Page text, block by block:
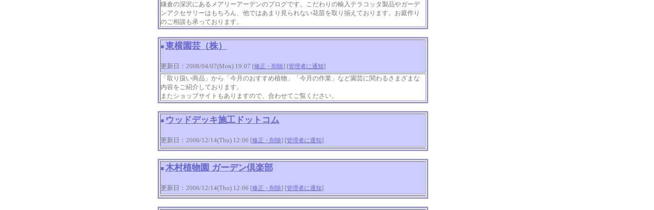
鎌倉の深沢にあるメアリーアーデンのブログです。こだわりの輸入テラコッタ製品やガーデ
ンアクセサリーはもちろん、他ではあまり見られない花苗を取り揃えております。お庭作り
のご相談も承っております。
■ 東横園芸（株）
更新日：2008/04/07(Mon) 19:07 [修正・削除] [管理者に通知]
「取り扱い商品」から「今月のおすすめ植物」「今月の作業」など園芸に関わるさまざまな
内容をご紹介しております。
またショップサイトもありますので、合わせてご覧ください。
■ ウッドデッキ施工ドットコム
更新日：2006/12/14(Thu) 12:06 [修正・削除] [管理者に通知]
■ 木村植物園 ガーデン倶楽部
更新日：2006/12/14(Thu) 12:06 [修正・削除] [管理者に通知]